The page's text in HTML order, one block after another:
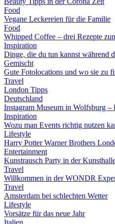
Food
Vegane Leckereien für die Familie
Food
Whipped Coffee – drei Rezepte
Inspiration
Dinge, die du tun kannst während
Gemischt
Gute Fotolocations und wo sie zu
Travel
London Tipps
Deutschland
Instagram Museum in Wolfsburg –
Inspiration
Wozu man Events richtig nutzen
Lifestyle
Harry Potter Warner Brothers
Entertainment
Kunstrausch Party in der
Travel
Willkommen in der WONDR
Travel
Amsterdam bei schlechten Wetter
Lifestyle
Vorsätze für das neue Jahr
Italien